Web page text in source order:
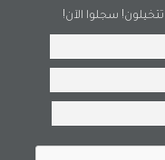
سجلوا الآن!